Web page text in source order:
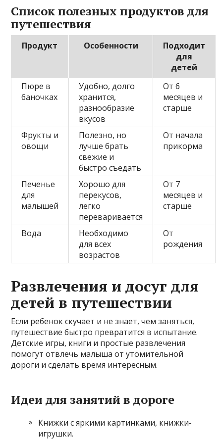
Список полезных продуктов для
путешествия
Продукт Особенности
Подходит
для
детей
Пюре в
баночках
Удобно, долго
хранится,
разнообразие
вкусов
От 6
месяцев и
старше
Фрукты и
овощи
Полезно, но
лучше брать
свежие и
быстро съедать
От начала
прикорма
Печенье
для
малышей
Хорошо для
перекусов,
легко
переваривается
От 7
месяцев и
старше
Вода
Необходимо
для всех
возрастов
От
рождения
Развлечения и досуг для
детей в путешествии
Если ребенок скучает и не знает, чем заняться,
путешествие быстро превратится в испытание.
Детские игры, книги и простые развлечения
помогут отвлечь малыша от утомительной
дороги и сделать время интересным.
Идеи для занятий в дороге
Книжки с яркими картинками, книжки-
игрушки.